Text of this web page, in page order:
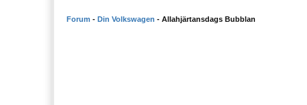
Forum - Din Volkswagen - Allahjärtansdags Bubblan